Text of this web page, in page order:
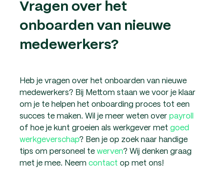
Vragen over het
onboarden van nieuwe
medewerkers?
Heb je vragen over het onboarden van nieuwe
medewerkers? Bij Mettom staan we voor je klaar
om je te helpen het onboarding proces tot een
succes te maken. Wil je meer weten overpayroll
of hoe je kunt groeien als werkgever met goed
werkgeverschap? Ben je op zoek naar handige
tips om personeel tewerven? Wij denken graag
met je mee. Neem contact op met ons!